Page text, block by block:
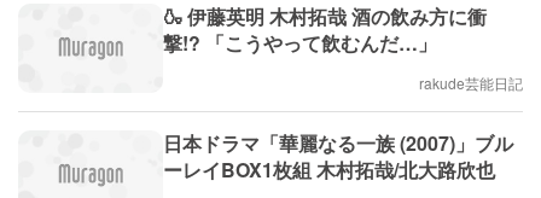
🍶 伊藤英明 木村拓哉 酒の飲み方に衝
撃!? 「こうやって飲むんだ…」
rakude芸能日記
日本ドラマ「華麗なる一族 (2007)」ブル
ーレイBOX1枚組 木村拓哉/北大路欣也